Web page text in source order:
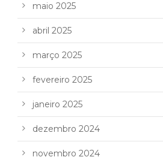
maio 2025
abril 2025
março 2025
fevereiro 2025
janeiro 2025
dezembro 2024
novembro 2024